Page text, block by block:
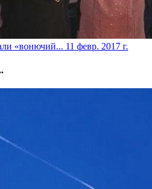
«вонючий... 11 февр. 2017 г.